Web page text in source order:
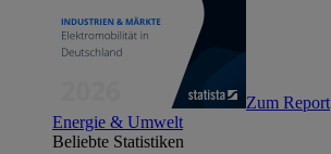
Zum Report
Energie & Umwelt
Beliebte Statistiken